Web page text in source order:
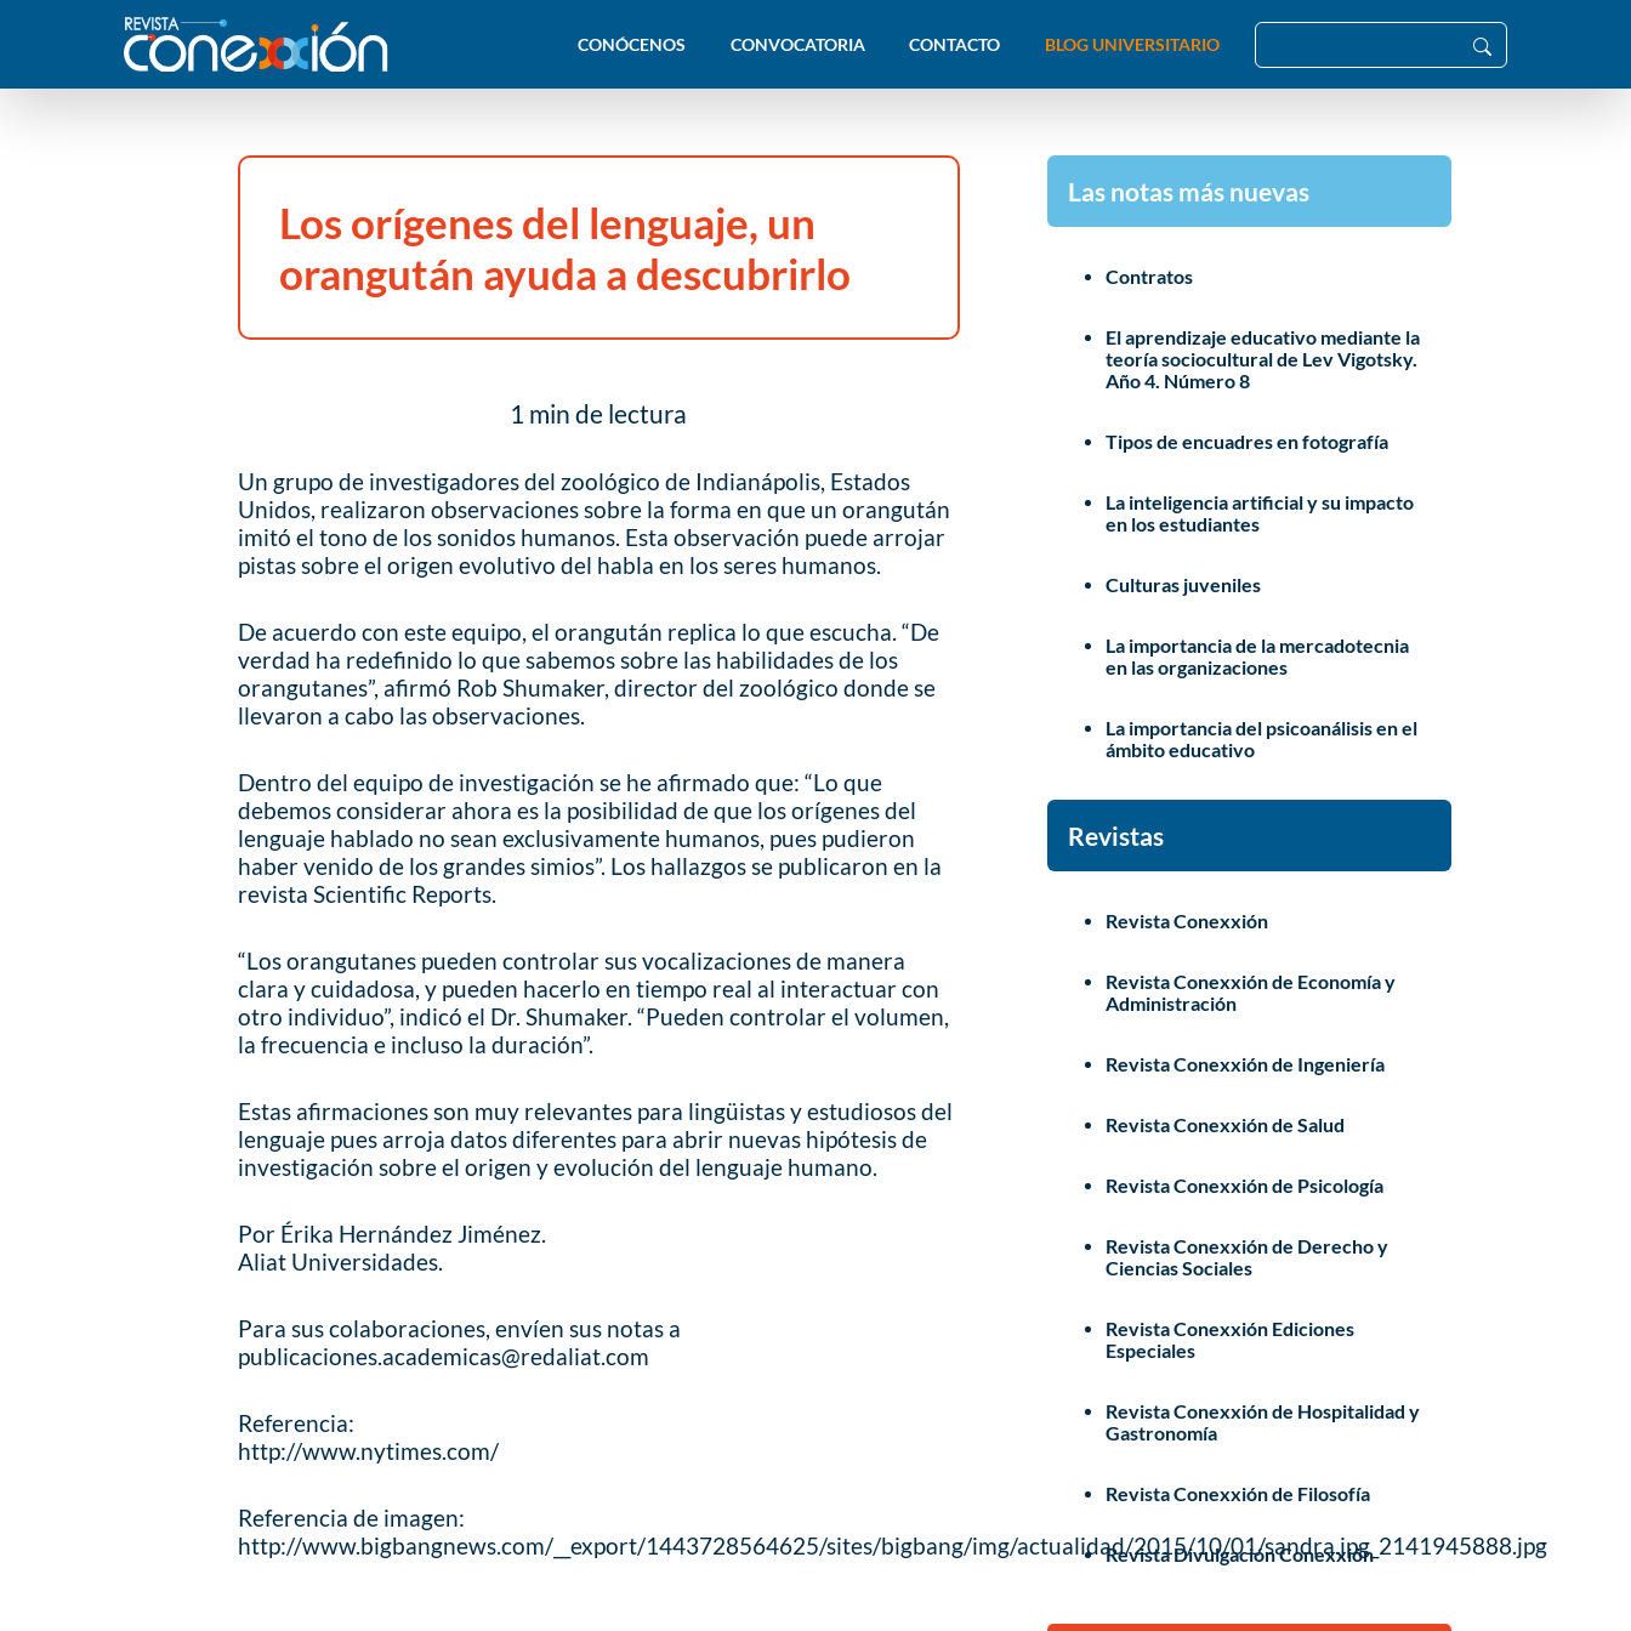
CONÓCENOS CONVOCATORIA CONTACTO BLOG UNIVERSITARIO
Los orígenes del lenguaje, un
orangután ayuda a descubrirlo
1 min de lectura
Un grupo de investigadores del zoológico de Indianápolis, Estados
Unidos, realizaron observaciones sobre la forma en que un orangután
imitó el tono de los sonidos humanos. Esta observación puede arrojar
pistas sobre el origen evolutivo del habla en los seres humanos.
De acuerdo con este equipo, el orangután replica lo que escucha. “De
verdad ha redefinido lo que sabemos sobre las habilidades de los
orangutanes”, afirmó Rob Shumaker, director del zoológico donde se
llevaron a cabo las observaciones.
Dentro del equipo de investigación se he afirmado que: “Lo que
debemos considerar ahora es la posibilidad de que los orígenes del
lenguaje hablado no sean exclusivamente humanos, pues pudieron
haber venido de los grandes simios”. Los hallazgos se publicaron en la
revista Scientific Reports.
“Los orangutanes pueden controlar sus vocalizaciones de manera
clara y cuidadosa, y pueden hacerlo en tiempo real al interactuar con
otro individuo”, indicó el Dr. Shumaker. “Pueden controlar el volumen,
la frecuencia e incluso la duración”.
Estas afirmaciones son muy relevantes para lingüistas y estudiosos del
lenguaje pues arroja datos diferentes para abrir nuevas hipótesis de
investigación sobre el origen y evolución del lenguaje humano.
Por Érika Hernández Jiménez.
Aliat Universidades.
Para sus colaboraciones, envíen sus notas a
publicaciones.academicas@redaliat.com
Referencia:
http://www.nytimes.com/
Referencia de imagen:
http://www.bigbangnews.com/__export/1443728564625/sites/bigbang/img/actualidad/2015/10/01/sandra.jpg_2141945888.jpg
Las notas más nuevas
Contratos
El aprendizaje educativo mediante la
teoría sociocultural de Lev Vigotsky.
Año 4. Número 8
Tipos de encuadres en fotografía
La inteligencia artificial y su impacto
en los estudiantes
Culturas juveniles
La importancia de la mercadotecnia
en las organizaciones
La importancia del psicoanálisis en el
ámbito educativo
Revistas
Revista Conexxión
Revista Conexxión de Economía y
Administración
Revista Conexxión de Ingeniería
Revista Conexxión de Salud
Revista Conexxión de Psicología
Revista Conexxión de Derecho y
Ciencias Sociales
Revista Conexxión Ediciones
Especiales
Revista Conexxión de Hospitalidad y
Gastronomía
Revista Conexxión de Filosofía
Revista Divulgación Conexxión